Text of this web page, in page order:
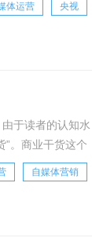
体运营 央视
于读者的认知水
”。商业干货这个
自媒体营销